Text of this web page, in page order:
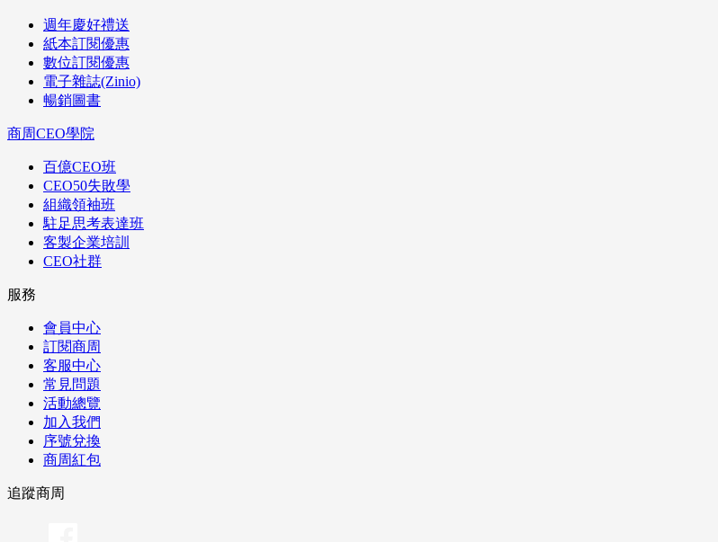
週年慶好禮送
紙本訂閱優惠
數位訂閱優惠
電子雜誌(Zinio)
暢銷圖書
商周CEO學院
百億CEO班
CEO50失敗學
組織領袖班
駐足思考表達班
客製企業培訓
CEO社群
服務
會員中心
訂閱商周
客服中心
常見問題
活動總覽
加入我們
序號兌換
商周紅包
追蹤商周